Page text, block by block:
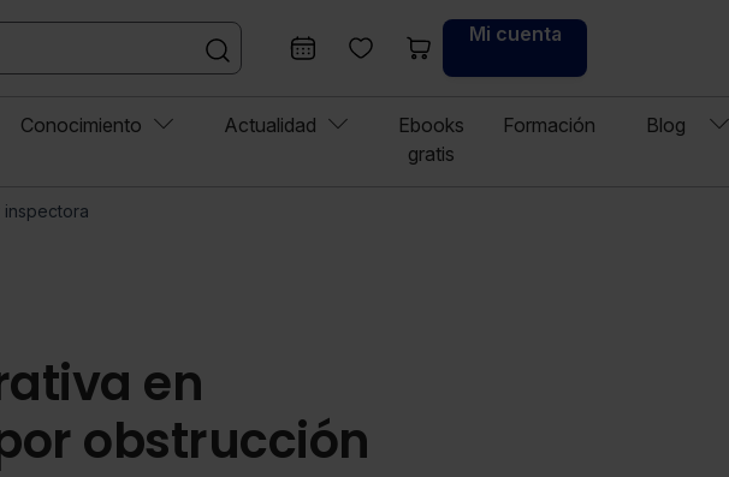
Mi cuenta
Conocimiento Actualidad
Ebooks
gratis
Formación Blog
inspectora
en
obstrucción